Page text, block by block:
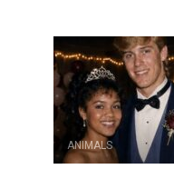
ANIMALS